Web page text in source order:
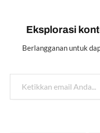
Eksplorasi
Berlangganan untuk
Ketikkan email Anda...